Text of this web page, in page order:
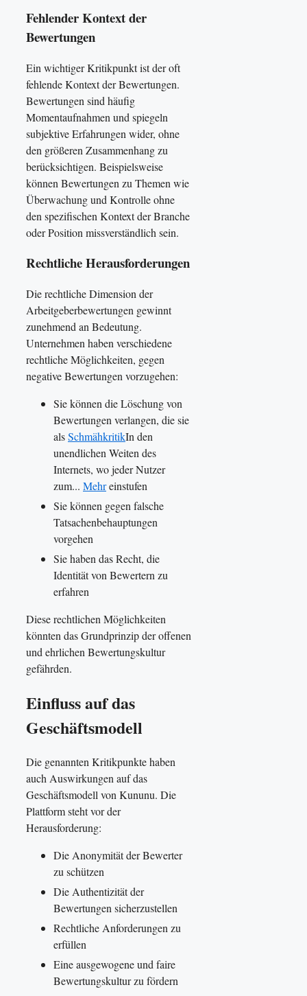
Fehlender Kontext der
Bewertungen
Ein wichtiger Kritikpunkt ist der oft
fehlende Kontext der Bewertungen.
Bewertungen sind häufig
Momentaufnahmen und spiegeln
subjektive Erfahrungen wider, ohne
den größeren Zusammenhang zu
berücksichtigen. Beispielsweise
können Bewertungen zu Themen wie
Überwachung und Kontrolle ohne
den spezifischen Kontext der Branche
oder Position missverständlich sein.
Rechtliche Herausforderungen
Die rechtliche Dimension der
Arbeitgeberbewertungen gewinnt
zunehmend an Bedeutung.
Unternehmen haben verschiedene
rechtliche Möglichkeiten, gegen
negative Bewertungen vorzugehen:
Sie können die Löschung von
Bewertungen verlangen, die sie
alsSchmähkritikIn den
unendlichen Weiten des
Internets, wo jeder Nutzer
zum... Mehreinstufen
Sie können gegen falsche
Tatsachenbehauptungen
vorgehen
Sie haben das Recht, die
Identität von Bewertern zu
erfahren
Diese rechtlichen Möglichkeiten
könnten das Grundprinzip der offenen
und ehrlichen Bewertungskultur
gefährden.
Einfluss auf das
Geschäftsmodell
Die genannten Kritikpunkte haben
auch Auswirkungen auf das
Geschäftsmodell von Kununu. Die
Plattform steht vor der
Herausforderung:
Die Anonymität der Bewerter
zu schützen
Die Authentizität der
Bewertungen sicherzustellen
Rechtliche Anforderungen zu
erfüllen
Eine ausgewogene und faire
Bewertungskultur zu fördern